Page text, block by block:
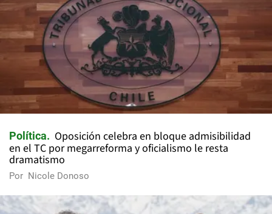
Política
Oposición celebra en bloque admisibilidad
en el TC por megarreforma y oficialismo le resta
dramatismo
Por Nicole Donoso